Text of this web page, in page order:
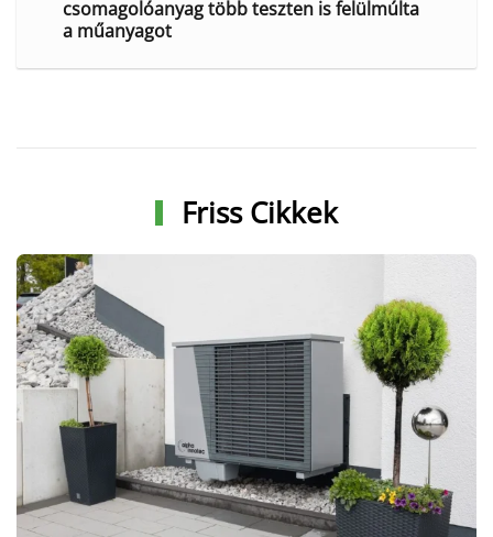
csomagolóanyag több teszten is felülmúlta
a műanyagot
Friss Cikkek